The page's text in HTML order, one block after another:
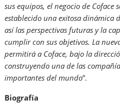
sus equipos, el negocio de Coface
establecido una exitosa dinámica
así las perspectivas futuras y la
cumplir con sus objetivos. La
permitirá a Coface, bajo la
construyendo una de las
importantes del mundo”.
Biografía